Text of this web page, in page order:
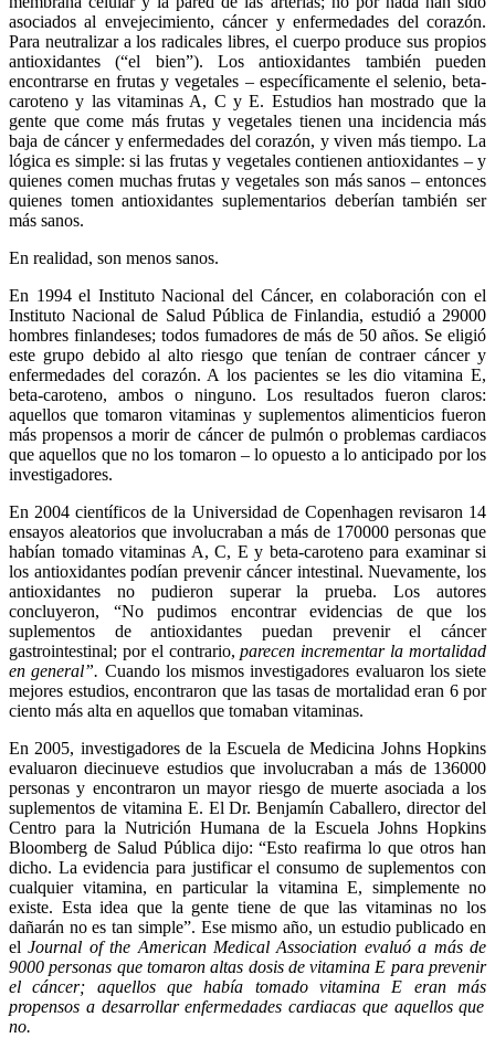
asociados al envejecimiento, cáncer y enfermedades del corazón.
Para neutralizar a los radicales libres, el cuerpo produce sus propios
antioxidantes (“el bien”). Los antioxidantes también pueden
encontrarse en frutas y vegetales – específicamente el selenio, beta-
caroteno y las vitaminas A, C y E. Estudios han mostrado que la
gente que come más frutas y vegetales tienen una incidencia más
baja de cáncer y enfermedades del corazón, y viven más tiempo. La
lógica es simple: si las frutas y vegetales contienen antioxidantes – y
quienes comen muchas frutas y vegetales son más sanos – entonces
quienes tomen antioxidantes suplementarios deberían también ser
más sanos.
En realidad, son menos sanos.
En 1994 el Instituto Nacional del Cáncer, en colaboración con el
Instituto Nacional de Salud Pública de Finlandia, estudió a 29000
hombres finlandeses; todos fumadores de más de 50 años. Se eligió
este grupo debido al alto riesgo que tenían de contraer cáncer y
enfermedades del corazón. A los pacientes se les dio vitamina E,
beta-caroteno, ambos o ninguno. Los resultados fueron claros:
aquellos que tomaron vitaminas y suplementos alimenticios fueron
más propensos a morir de cáncer de pulmón o problemas cardiacos
que aquellos que no los tomaron – lo opuesto a lo anticipado por los
investigadores.
En 2004 científicos de la Universidad de Copenhagen revisaron 14
ensayos aleatorios que involucraban a más de 170000 personas que
habían tomado vitaminas A, C, E y beta-caroteno para examinar si
los antioxidantes podían prevenir cáncer intestinal. Nuevamente, los
antioxidantes no pudieron superar la prueba. Los autores
concluyeron, “No pudimos encontrar evidencias de que los
suplementos de antioxidantes puedan prevenir el cáncer
gastrointestinal; por el contrario,parecen incrementar la mortalidad
en general”. Cuando los mismos investigadores evaluaron los siete
mejores estudios, encontraron que las tasas de mortalidad eran 6 por
ciento más alta en aquellos que tomaban vitaminas.
En 2005, investigadores de la Escuela de Medicina Johns Hopkins
evaluaron diecinueve estudios que involucraban a más de 136000
personas y encontraron un mayor riesgo de muerte asociada a los
suplementos de vitamina E. El Dr. Benjamín Caballero, director del
Centro para la Nutrición Humana de la Escuela Johns Hopkins
Bloomberg de Salud Pública dijo: “Esto reafirma lo que otros han
dicho. La evidencia para justificar el consumo de suplementos con
cualquier vitamina, en particular la vitamina E, simplemente no
existe. Esta idea que la gente tiene de que las vitaminas no los
dañarán no es tan simple”. Ese mismo año, un estudio publicado en
elJournal of the American Medical Association evaluó a más de
9000 personas que tomaron altas dosis de vitamina E para prevenir
el cáncer; aquellos que había tomado vitamina E eran más
propensos a desarrollar enfermedades cardiacas que aquellos que
no.